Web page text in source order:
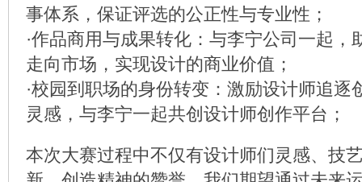
事体系，保证评选的公正性与专业性；
·作品商用与成果转化：与李宁公司一起，
走向市场，实现设计的商业价值；
·校园到职场的身份转变：激励设计师追逐
灵感，与李宁一起共创设计师创作平台；
本次大赛过程中不仅有设计师们灵感、技